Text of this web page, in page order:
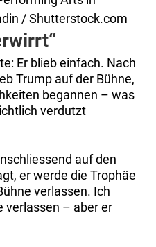
/ Shutterstock.com
Er blieb einfach. Nach
Trump auf der Bühne,
begannen – was
verdutzt
auf den
er werde die Trophäe
verlassen. Ich
verlassen – aber er